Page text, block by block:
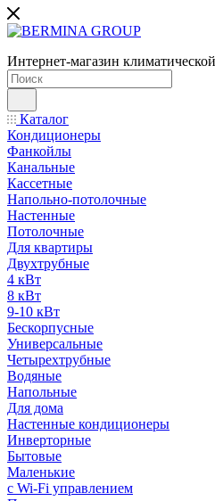
Интернет-магазин
Каталог
Кондиционеры
Фанкойлы
Канальные
Кассетные
Напольно-потолочные
Настенные
Потолочные
Для квартиры
Двухтрубные
4 кВт
8 кВт
9-10 кВт
Бескорпусные
Универсальные
Четырехтрубные
Водяные
Напольные
Для дома
Настенные кондиционеры
Инверторные
Бытовые
Маленькие
с Wi-Fi управлением